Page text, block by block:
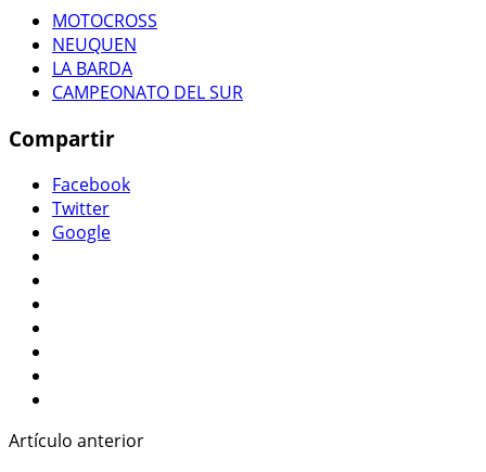
MOTOCROSS
NEUQUEN
LA BARDA
CAMPEONATO DEL SUR
Compartir
Facebook
Twitter
Google
Artículo anterior